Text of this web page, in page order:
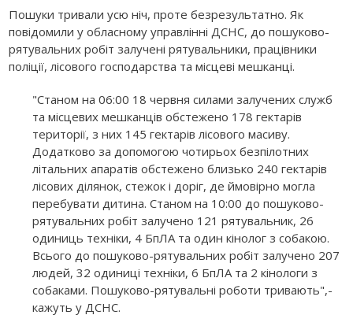
Пошуки тривали усю ніч, проте безрезультатно. Як
повідомили у обласному управлінні ДСНС, до пошуково-
рятувальних робіт залучені рятувальники, працівники
поліції, лісового господарства та місцеві мешканці.
"Станом на 06:00 18 червня силами залучених служб
та місцевих мешканців обстежено 178 гектарів
території, з них 145 гектарів лісового масиву.
Додатково за допомогою чотирьох безпілотних
літальних апаратів обстежено близько 240 гектарів
лісових ділянок, стежок і доріг, де ймовірно могла
перебувати дитина. Станом на 10:00 до пошуково-
рятувальних робіт залучено 121 рятувальник, 26
одиниць техніки, 4 БпЛА та один кінолог з собакою.
Всього до пошуково-рятувальних робіт залучено 207
людей, 32 одиниці техніки, 6 БпЛА та 2 кінологи з
собаками. Пошуково-рятувальні роботи тривають",-
кажуть у ДСНС.